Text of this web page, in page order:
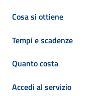
Cosa si ottiene
Tempi e scadenze
Quanto costa
Accedi al servizio